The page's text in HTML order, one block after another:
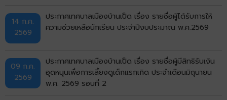
14 ก.ค.
2569
ประกาศเทศบาลเมืองบ้านเป็ด เรื่อง รายชื่อผู้ได้รับการให้
ความช่วยเหลือนักเรียน ประจำปีงบประมาณ พ.ศ.2569
09 ก.ค.
2569
ประกาศเทศบาลเมืองบ้านเป็ด เรื่อง รายชื่อผู้มีสิทธิรับเงิน
อุดหนุนเพื่อการเลี้ยงดูเด็กแรกเกิด ประจำเดือนมิถุนายน
พ.ศ. 2569 รอบที่ 2